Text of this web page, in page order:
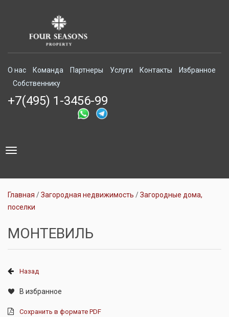
О нас Команда Партнеры Услуги Контакты
Избранное
Собственнику
+7(495) 1-3456-99
Toggle
Главная Загородная недвижимость
Загородные дома,
поселки
МОНТЕВИЛЬ
Назад
В избранное
Сохранить в формате PDF